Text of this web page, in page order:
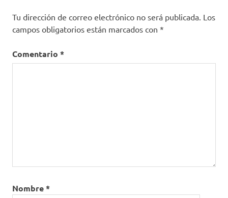
Tu dirección de correo electrónico no será publicada. Los
campos obligatorios están marcados con *
Comentario *
Nombre*